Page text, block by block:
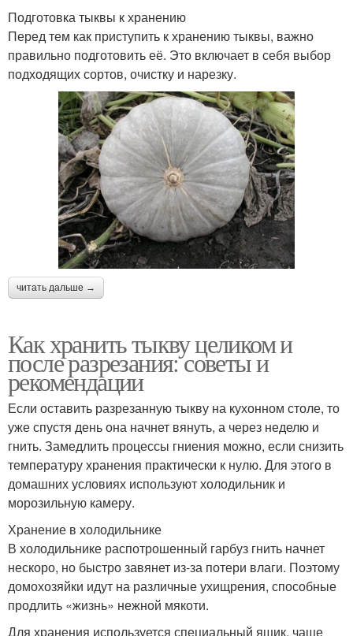
Подготовка тыквы к хранению
Перед тем как приступить к хранению тыквы, важно
правильно подготовить её. Это включает в себя выбор
подходящих сортов, очистку и нарезку.
читать дальше →
Как хранить тыкву целиком и
после разрезания: советы и
рекомендации
Если оставить разрезанную тыкву на кухонном столе, то
уже спустя день она начнет вянуть, а через неделю и
гнить. Замедлить процессы гниения можно, если снизить
температуру хранения практически к нулю. Для этого в
домашних условиях используют холодильник и
морозильную камеру.
Хранение в холодильнике
В холодильнике распотрошенный гарбуз гнить начнет
нескоро, но быстро завянет из-за потери влаги. Поэтому
домохозяйки идут на различные ухищрения, способные
продлить «жизнь» нежной мякоти.
Для хранения используется специальный ящик, чаще